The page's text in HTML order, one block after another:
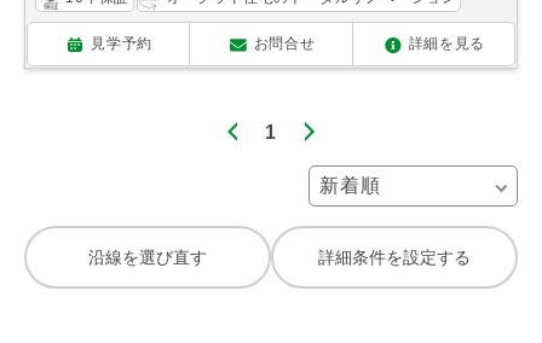
見学予約 お問合せ 詳細を見る
1
沿線を選び直す 詳細条件を設定する